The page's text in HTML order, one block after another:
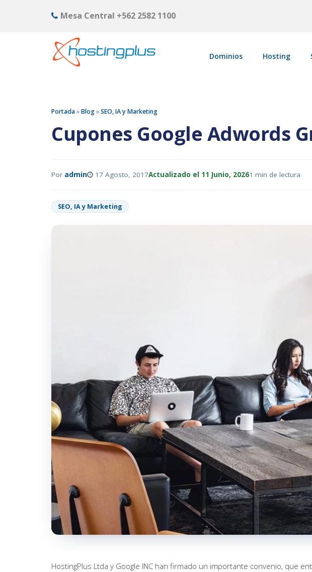
Mesa Central +562 2582 1100
Dominios Hosting
Portada»Blog»SEO, IA y Marketing
Cupones Google Adwords
Por admin 17 Agosto, 2017Actualizado el 11 Junio, 20261 min de lectura
SEO, IA y Marketing
HostingPlus Ltda y Google INC han firmado un importante convenio, que